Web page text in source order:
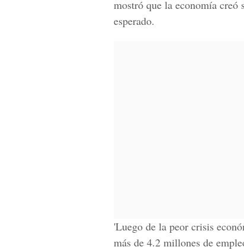
mostró que la economía
esperado.
'Luego de la peor crisis
más de 4.2 millones de